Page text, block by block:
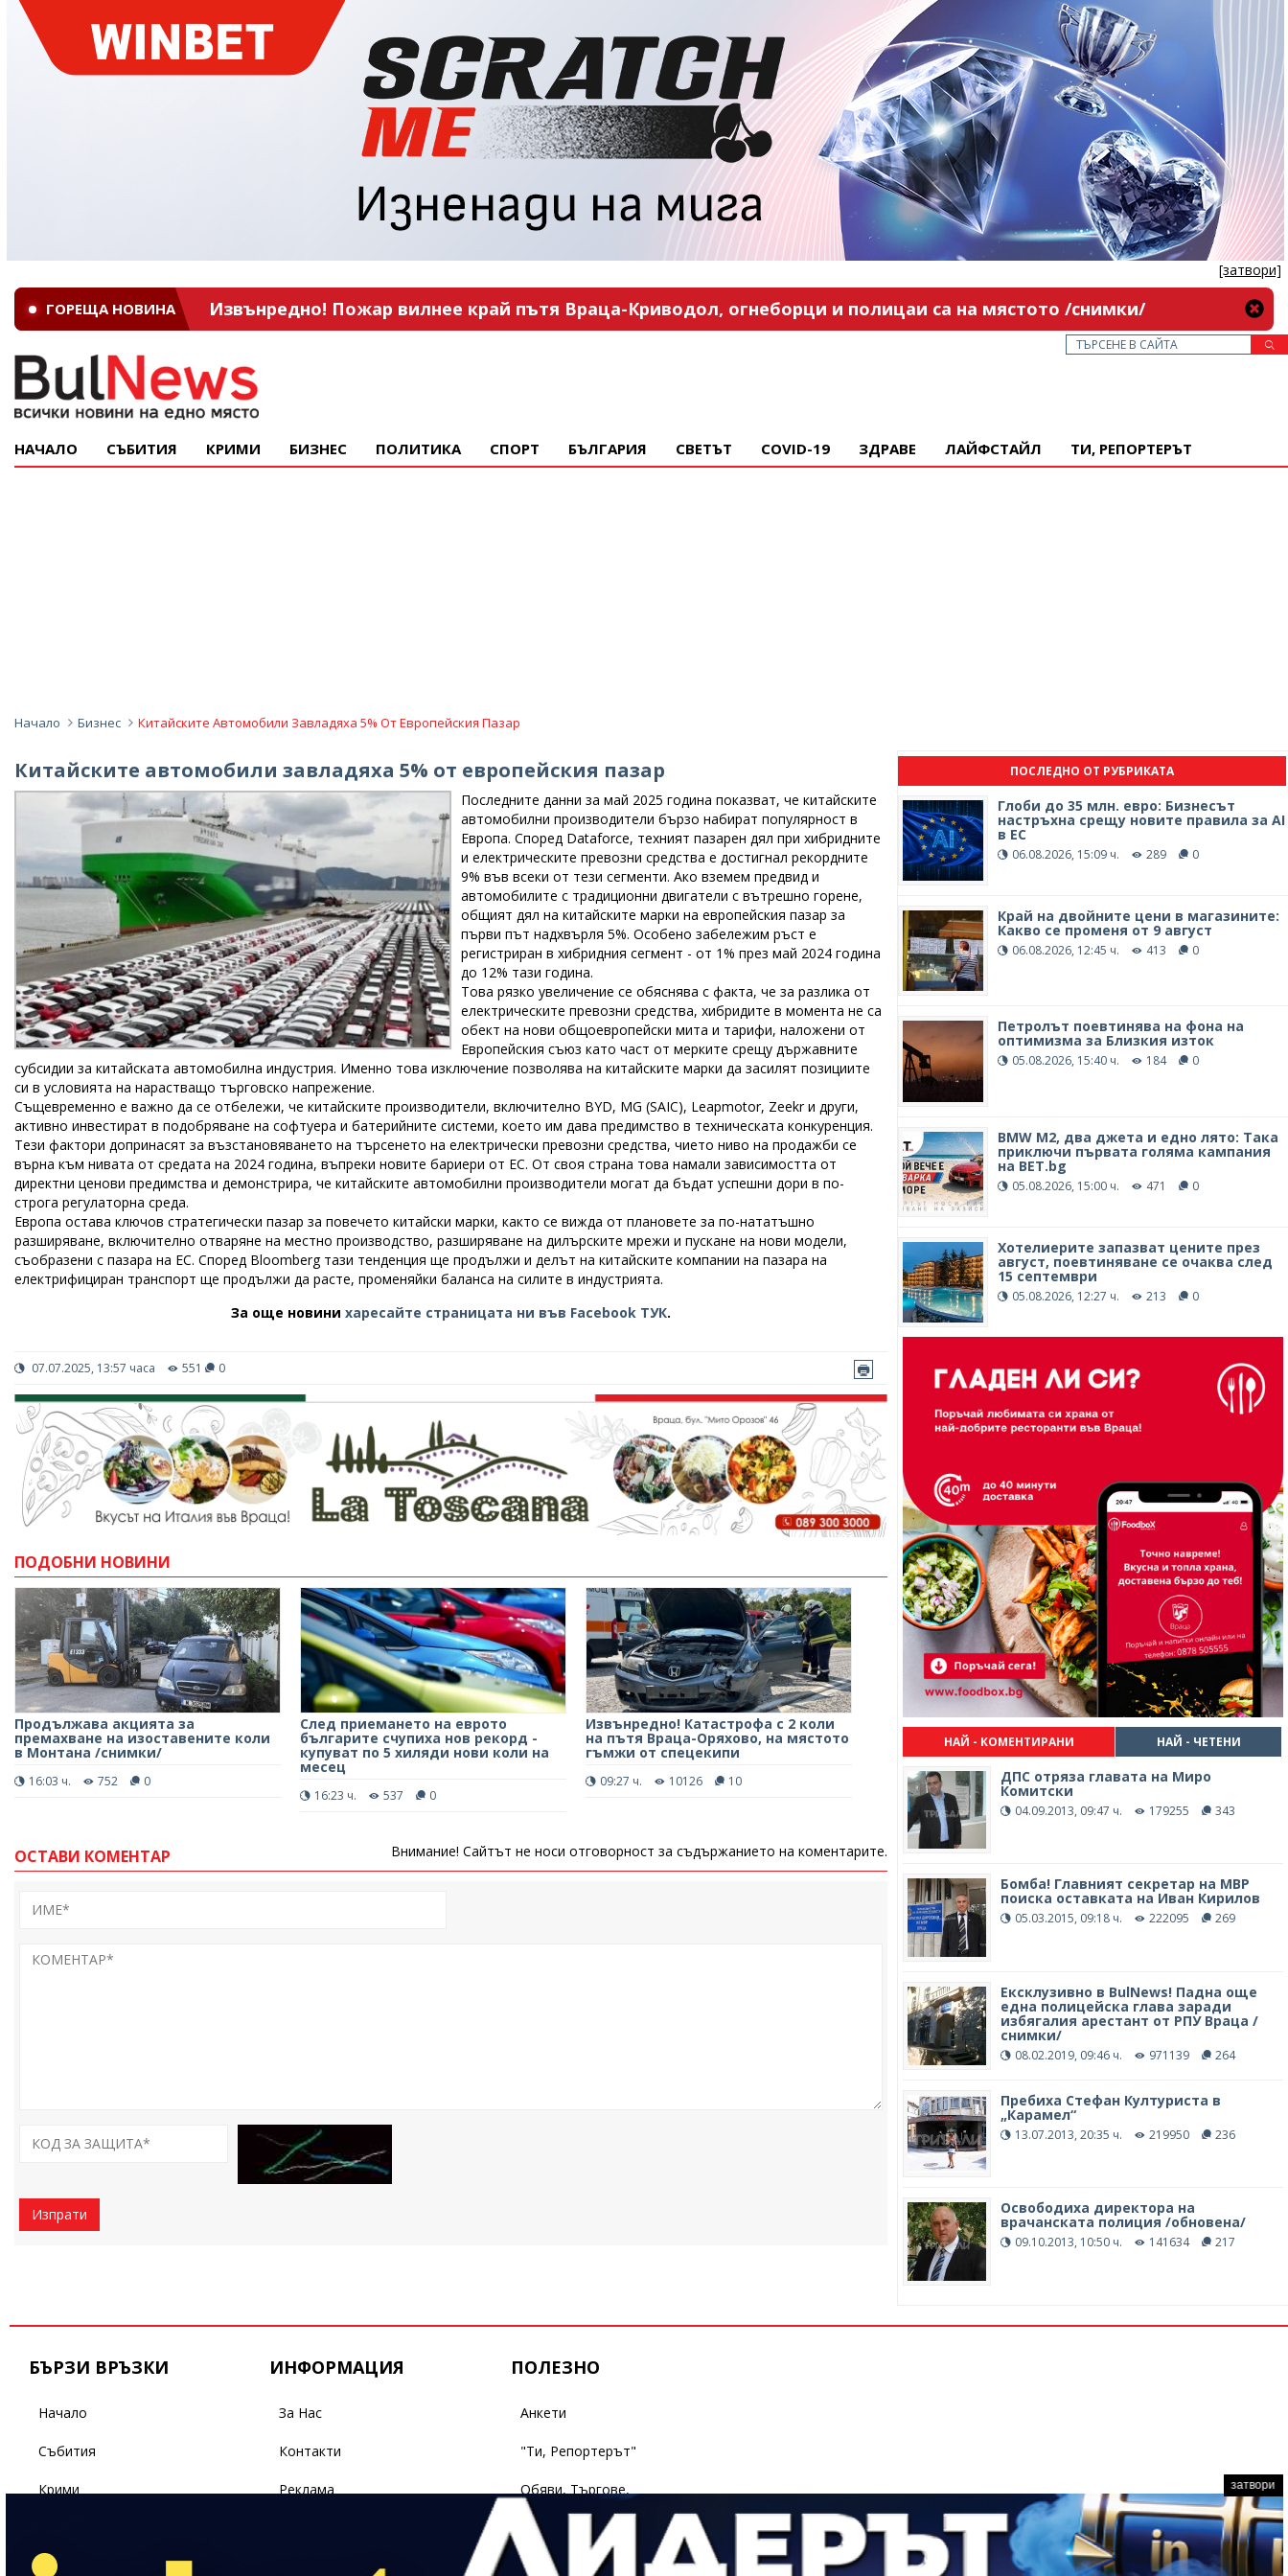
[затвори]
ГОРЕЩА НОВИНА Извънредно! Пожар вилнее край пътя Враца-Криводол, огнеборци и полицаи са на мястото /снимки/
НАЧАЛО СЪБИТИЯ КРИМИ БИЗНЕС ПОЛИТИКА СПОРТ БЪЛГАРИЯ СВЕТЪТ COVID-19 ЗДРАВЕ ЛАЙФСТАЙЛ ТИ, РЕПОРТЕРЪТ
Начало Бизнес Китайските Автомобили Завладяха 5% От Европейския Пазар
Китайските автомобили завладяха 5% от европейския пазар
Последните данни за май 2025 година показват, че китайските
автомобилни производители бързо набират популярност в
Европа. Според Dataforce, техният пазарен дял при хибридните
и електрическите превозни средства е достигнал рекордните
9% във всеки от тези сегменти. Ако вземем предвид и
автомобилите с традиционни двигатели с вътрешно горене,
общият дял на китайските марки на европейския пазар за
първи път надхвърля 5%. Особено забележим ръст е
регистриран в хибридния сегмент - от 1% през май 2024 година
до 12% тази година.
Това рязко увеличение се обяснява с факта, че за разлика от
електрическите превозни средства, хибридите в момента не са
обект на нови общоевропейски мита и тарифи, наложени от
Европейския съюз като част от мерките срещу държавните
субсидии за китайската автомобилна индустрия. Именно това изключение позволява на китайските марки да засилят позициите
си в условията на нарастващо търговско напрежение.
Същевременно е важно да се отбележи, че китайските производители, включително BYD, MG (SAIC), Leapmotor, Zeekr и други,
активно инвестират в подобряване на софтуера и батерийните системи, което им дава предимство в техническата конкуренция.
Тези фактори допринасят за възстановяването на търсенето на електрически превозни средства, чието ниво на продажби се
върна към нивата от средата на 2024 година, въпреки новите бариери от ЕС. От своя страна това намали зависимостта от
директни ценови предимства и демонстрира, че китайските автомобилни производители могат да бъдат успешни дори в по-
строга регулаторна среда.
Европа остава ключов стратегически пазар за повечето китайски марки, както се вижда от плановете за по-нататъшно
разширяване, включително отваряне на местно производство, разширяване на дилърските мрежи и пускане на нови модели,
съобразени с пазара на ЕС. Според Bloomberg тази тенденция ще продължи и делът на китайските компании на пазара на
електрифициран транспорт ще продължи да расте, променяйки баланса на силите в индустрията.
За още новинихаресайте страницата ни във Facebook ТУК.
07.07.2025, 13:57 часа 551 0
ПОДОБНИ НОВИНИ
Продължава акцията за
премахване на изоставените коли
в Монтана /снимки/
16:03 ч. 752 0
След приемането на еврото
българите счупиха нов рекорд -
купуват по 5 хиляди нови коли на
месец
16:23 ч. 537 0
Извънредно! Катастрофа с 2 коли
на пътя Враца-Оряхово, на мястото
гъмжи от спецекипи
09:27 ч. 10126 10
ОСТАВИ КОМЕНТАР Внимание! Сайтът не носи отговорност за съдържанието на коментарите.
Изпрати
ПОСЛЕДНО ОТ РУБРИКАТА
Глоби до 35 млн. евро: Бизнесът
настръхна срещу новите правила за AI
в ЕС
06.08.2026, 15:09 ч. 289 0
Край на двойните цени в магазините:
Какво се променя от 9 август
06.08.2026, 12:45 ч. 413 0
Петролът поевтинява на фона на
оптимизма за Близкия изток
05.08.2026, 15:40 ч. 184 0
BMW М2, два джета и едно лято: Така
приключи първата голяма кампания
на BET.bg
05.08.2026, 15:00 ч. 471 0
Хотелиерите запазват цените през
август, поевтиняване се очаква след
15 септември
05.08.2026, 12:27 ч. 213 0
НАЙ - КОМЕНТИРАНИ НАЙ - ЧЕТЕНИ
ДПС отряза главата на Миро
Комитски
04.09.2013, 09:47 ч. 179255 343
Бомба! Главният секретар на МВР
поиска оставката на Иван Кирилов
05.03.2015, 09:18 ч. 222095 269
Ексклузивно в BulNews! Падна още
една полицейска глава заради
избягалия арестант от РПУ Враца /
снимки/
08.02.2019, 09:46 ч. 971139 264
Пребиха Стефан Културиста в
„Карамел“
13.07.2013, 20:35 ч. 219950 236
Освободиха директора на
врачанската полиция /обновена/
09.10.2013, 10:50 ч. 141634 217
БЪРЗИ ВРЪЗКИ
Начало
Събития
Крими
Политика
ИНФОРМАЦИЯ
За Нас
Контакти
Реклама
Поверителност
ПОЛЕЗНО
Анкети
"Ти, Репортерът"
Обяви, Търгове,
Съобщения
затвори